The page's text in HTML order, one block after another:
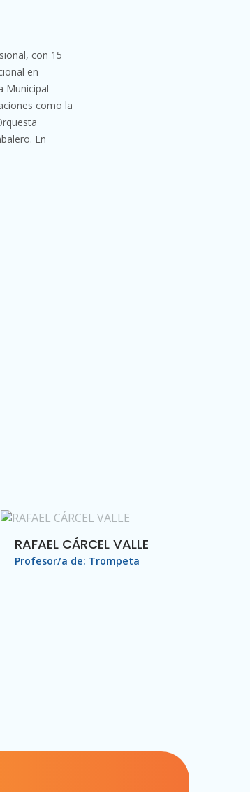
con 15
en
Municipal
como la
En
RAFAEL CÁRCEL VALLE
Profesor/a de: Trompeta